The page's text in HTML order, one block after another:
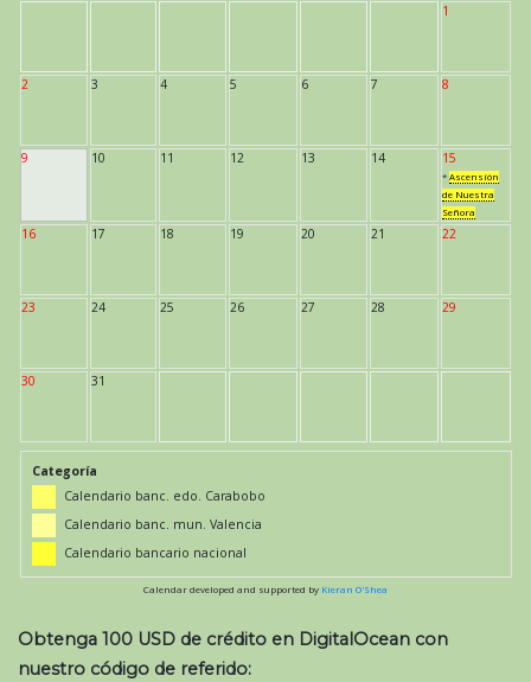
1
2 3 4 5 6 7 8
9 10 11 12 13 14 15
* Ascensión
de Nuestra
Señora
16 17 18 19 20 21 22
23 24 25 26 27 28 29
30 31
Categoría
Calendario banc. edo. Carabobo
Calendario banc. mun. Valencia
Calendario bancario nacional
Calendar developed and supported by Kieran O'Shea
Obtenga 100 USD de crédito en DigitalOcean con
nuestro código de referido: